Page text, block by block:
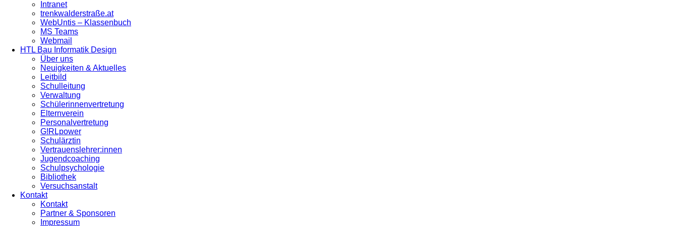
Intranet
trenkwalderstraße.at
WebUntis – Klassenbuch
MS Teams
Webmail
HTL Bau Informatik Design
Über uns
Neuigkeiten & Aktuelles
Leitbild
Schulleitung
Verwaltung
Schülerinnenvertretung
Elternverein
Personalvertretung
G!RLpower
Schulärztin
Vertrauenslehrer:innen
Jugendcoaching
Schulpsychologie
Bibliothek
Versuchsanstalt
Kontakt
Kontakt
Partner & Sponsoren
Impressum